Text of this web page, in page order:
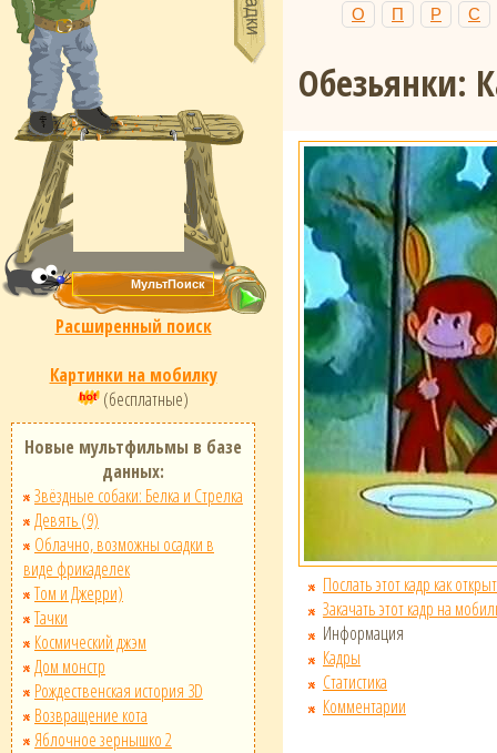
Расширенный поиск
Картинки на мобилку
(бесплатные)
Новые мультфильмы в базе
данных:
Звёздные собаки: Белка и Стрелка
Девять (9)
Облачно, возможны осадки в
виде фрикаделек
Том и Джерри)
Тачки
Космический джэм
Дом монстр
Рождественская история 3D
Возвращение кота
Яблочное зернышко 2
О
П Р С
Обезьянки:
Послать этот кадр как
Закачать этот кадр на
Информация
Кадры
Статистика
Комментарии